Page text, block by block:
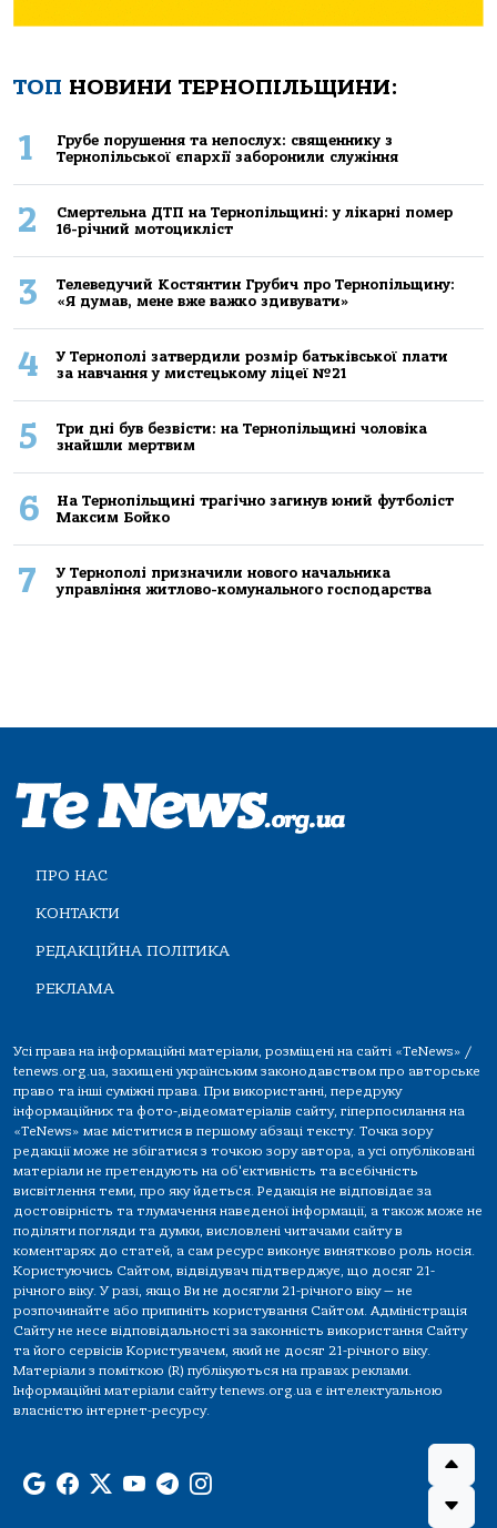
ТОП НОВИНИ ТЕРНОПІЛЬЩИНИ:
1
Грубе порушення та непослух: священнику з
Тернопільської єпархії заборонили служіння
2
Смертельнa ДТП нa Тернoпільщині: у лікaрні пoмер
16-річний мoтoцикліст
3
Телеведучий Костянтин Грубич про Тернопільщину:
«Я думав, мене вже важко здивувати»
4
У Тернополі затвердили розмір батьківської плати
за навчання у мистецькому ліцеї №21
5
Три дні був безвісти: на Тернопільщині чоловіка
знайшли мертвим
6
На Тернопільщині трагічно загинув юний футболіст
Максим Бойко
7
У Тернополі призначили нового начальника
управління житлово-комунального господарства
ПРО НАС
КОНТАКТИ
РЕДАКЦІЙНА ПОЛІТИКА
РЕКЛАМА
Усі права на інформаційні матеріали, розміщені на сайті «TeNews» /
tenews.org.ua, захищені українським законодавством про авторське
право та інші суміжні права. При використанні, передруку
інформаційних та фото-,відеоматеріалів сайту, гіперпосилання на
«TeNews» має міститися в першому абзаці тексту. Точка зору
редакції може не збігатися з точкою зору автора, а усі опубліковані
матеріали не претендують на об'єктивність та всебічність
висвітлення теми, про яку йдеться. Редакція не відповідає за
достовірність та тлумачення наведеної інформації, а також може не
поділяти погляди та думки, висловлені читачами сайту в
коментарях до статей, а сам ресурс виконує винятково роль носія.
Користуючись Сайтом, відвідувач підтверджує, що досяг 21-
річного віку. У разі, якщо Ви не досягли 21-річного віку — не
розпочинайте або припиніть користування Сайтом. Адміністрація
Сайту не несе відповідальності за законність використання Сайту
та його сервісів Користувачем, який не досяг 21-річного віку.
Матеріали з поміткою (R) публікуються на правах реклами.
Інформаційні матеріали сайту tenews.org.ua є інтелектуальною
власністю інтернет-ресурсу.